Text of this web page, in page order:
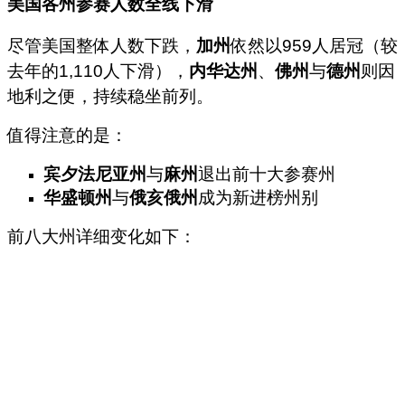
美国各州参赛人数全线下滑
尽管美国整体人数下跌， 加州依然以959人居冠（较
去年的1,110人下滑）， 内华达州 、 佛州与德州 则因
地利之便，持续稳坐前列。
值得注意的是：
宾夕法尼亚州与麻州退出前十大参赛州
华盛顿州与俄亥俄州 成为新进榜州别
前八大州详细变化如下：